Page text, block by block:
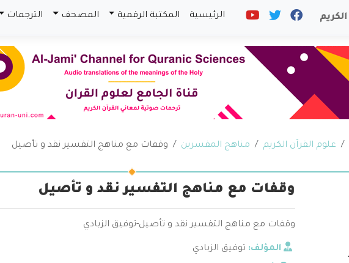
الرئيسية المكتبة الرقمية المصحف الترجمات
علوم القرآن الكريم مناهج المفسرين وقفات مع مناهج التفسير نقد و تأصيل
وقفات مع مناهج التفسير نقد و تأصيل
وقفات مع مناهج التفسير نقد و تأصيل-توفيق الزبادي
المؤلف: توفيق الزبادي